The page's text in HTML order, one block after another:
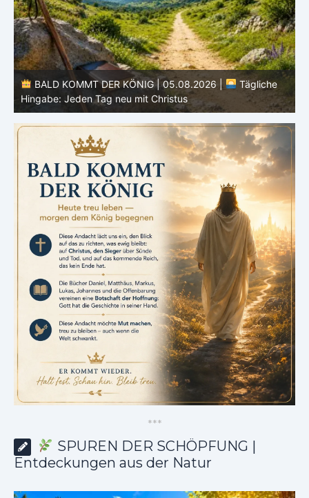
BALD KOMMT DER KÖNIG | 04.08.2026 |
Lasst eure
Lichter brennen: Wachsamkeit im Alltag
***
SPUREN DER SCHÖPFUNG |
Entdeckungen aus der Natur